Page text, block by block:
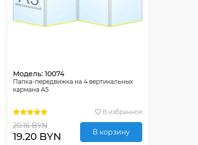
Модель: 10074
Папка-передвижка на 4 вертикальных
кармана А5
В избранное
20.16 BYN
19.20 BYN В корзину